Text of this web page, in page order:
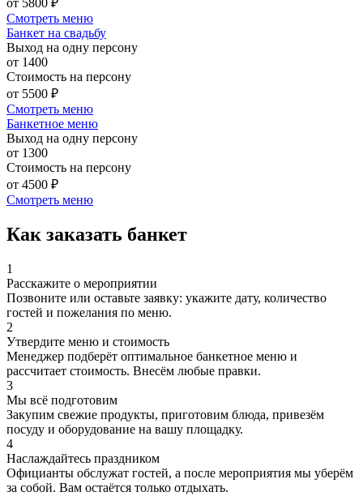
от 5800 ₽
Смотреть меню
Банкет на свадьбу
Выход на одну персону
от 1400
Стоимость на персону
от 5500 ₽
Смотреть меню
Банкетное меню
Выход на одну персону
от 1300
Стоимость на персону
от 4500 ₽
Смотреть меню
Как заказать банкет
1
Расскажите о мероприятии
Позвоните или оставьте заявку: укажите дату, количество
гостей и пожелания по меню.
2
Утвердите меню и стоимость
Менеджер подберёт оптимальное банкетное меню и
рассчитает стоимость. Внесём любые правки.
3
Мы всё подготовим
Закупим свежие продукты, приготовим блюда, привезём
посуду и оборудование на вашу площадку.
4
Наслаждайтесь праздником
Официанты обслужат гостей, а после мероприятия мы уберём
за собой. Вам остаётся только отдыхать.